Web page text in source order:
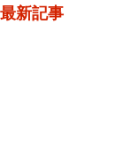
最新記事